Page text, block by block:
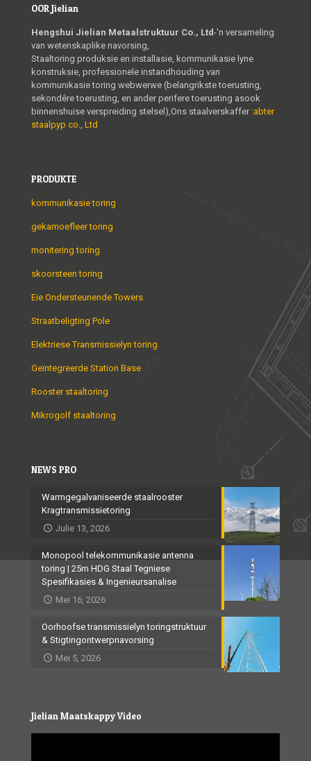
OOR Jielian
Hengshui Jielian Metaalstruktuur Co., Ltd-'n versameling
van wetenskaplike navorsing,
Staaltoring produksie en installasie, kommunikasie lyne
konstruksie, professionele instandhouding van
kommunikasie toring webwerwe (belangrikste toerusting,
sekondêre toerusting, en ander perifere toerusting asook
binnenshuise verspreiding stelsel),Ons staalverskaffer :abter
staalpyp co., Ltd
PRODUKTE
kommunikasie toring
gekamoefleer toring
monitering toring
skoorsteen toring
Eie Ondersteunende Towers
Straatbeligting Pole
Elektriese Transmissielyn toring
Geïntegreerde Station Base
Rooster staaltoring
Mikrogolf staaltoring
NEWS PRO
Warmgegalvaniseerde staalrooster
Kragtransmissietoring
Julie 13, 2026
Monopool telekommunikasie antenna
toring | 25m HDG Staal Tegniese
Spesifikasies & Ingenieursanalise
Mei 16, 2026
Oorhoofse transmissielyn toringstruktuur
& Stigtingontwerpnavorsing
Mei 5, 2026
Jielian Maatskappy Video